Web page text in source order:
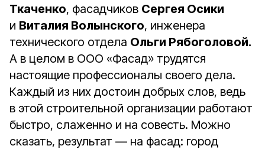
Ткаченко, фасадчиков Сергея Осики
и Виталия Волынского, инженера
технического отдела Ольги Рябоголовой.
А в целом в ООО «Фасад» трудятся
настоящие профессионалы своего дела.
Каждый из них достоин добрых слов, ведь
в этой строительной организации работают
быстро, слаженно и на совесть. Можно
сказать, результат — на фасад: город